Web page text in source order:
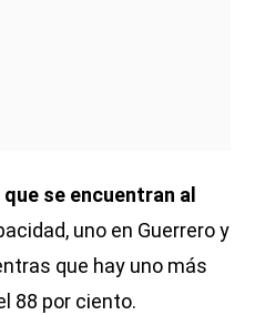
se encuentran al
uno en Guerrero y
que hay uno más
88 por ciento.